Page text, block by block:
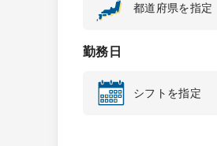
都道府県を指定
勤務日
シフトを指定